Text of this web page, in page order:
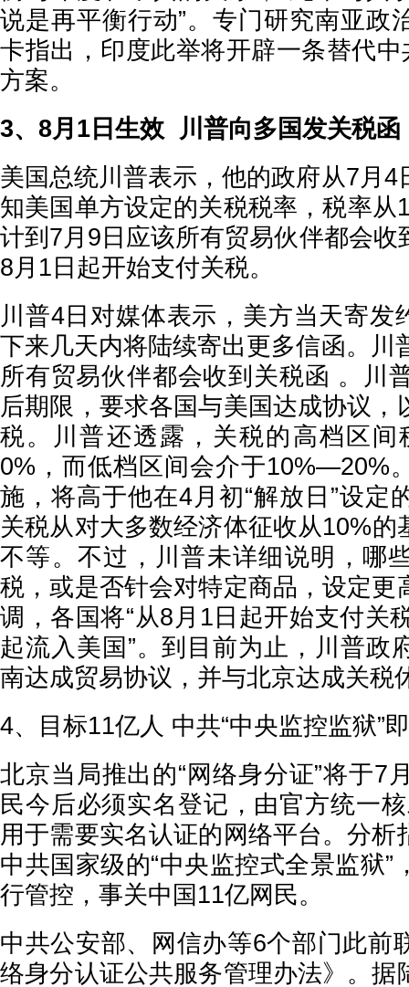
说是再平衡行动”。专门研究南亚政
卡指出，印度此举将开辟一条替代中
方案。
3、8月1日生效 川普向多国发关税函
美国总统川普表示，他的政府从7月4
知美国单方设定的关税税率，税率从
计到7月9日应该所有贸易伙伴都会收
8月1日起开始支付关税。
川普4日对媒体表示，美方当天寄发
下来几天内将陆续寄出更多信函。川
所有贸易伙伴都会收到关税函 。川
后期限，要求各国与美国达成协议，
税。川普还透露，关税的高档区
0%，而低档区间会介于10%—20%
施，将高于他在4月初“解放日”设定
关税从对大多数经济体征收从10%的
不等。不过，川普未详细说明，哪
税，或是否针会对特定商品，设定更
调，各国将“从8月1日起开始支付关
起流入美国”。到目前为止，川普政
南达成贸易协议，并与北京达成关税
4、目标11亿人 中共“中央监控监狱”
北京当局推出的“网络身分证”将于7
民今后必须实名登记，由官方统一核
用于需要实名认证的网络平台。分析
中共国家级的“中央监控式全景监狱”
行管控，事关中国11亿网民。
中共公安部、网信办等6个部门此前
络身分认证公共服务管理办法》。据